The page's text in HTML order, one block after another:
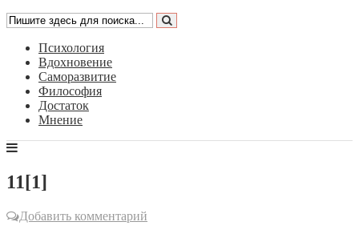
Психология
Вдохновение
Саморазвитие
Философия
Достаток
Мнение
11[1]
Добавить комментарий